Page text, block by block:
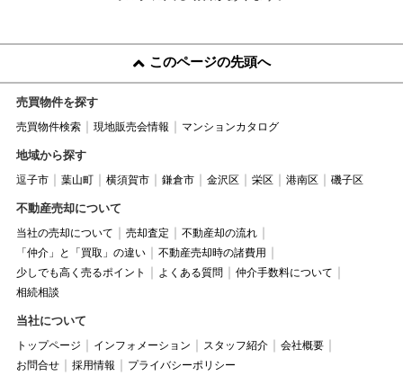
このページの先頭へ
売買物件を探す
売買物件検索 現地販売会情報 マンションカタログ
地域から探す
逗子市 葉山町 横須賀市 鎌倉市 金沢区 栄区 港南区 磯子区
不動産売却について
当社の売却について 売却査定
不動産却の流れ
「仲介」と「買取」の違い
不動産売却時の諸費用
少しでも高く売るポイント
よくある質問
仲介手数料について
相続相談
当社について
トップページ インフォメーション スタッフ紹介
会社概要
お問合せ
採用情報 プライバシーポリシー